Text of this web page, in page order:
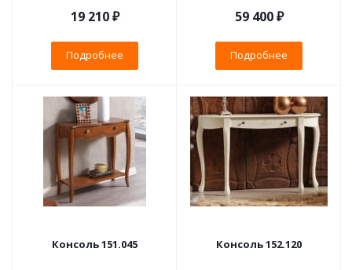
19 210 ₽
Подробнее
59 400 ₽
Подробнее
Консоль 151.045 Консоль 152.120